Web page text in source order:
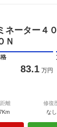
ーター４
Ｎ
83.1 万円
離
修復
なし